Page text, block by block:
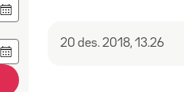
20 des. 2018, 13.26